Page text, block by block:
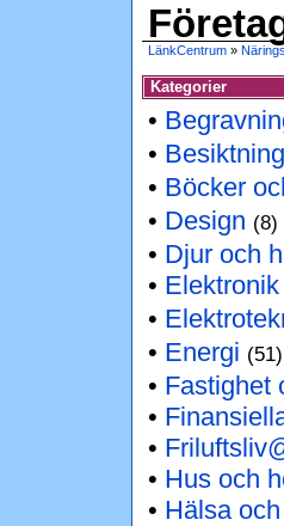
LänkCentrum »
Kategorier
•
•
• Böcker
• Design (8)
• Djur och
• Elektronik
•
• Energi (51)
• Fastighet
•
•
• Hus och
• Hälsa